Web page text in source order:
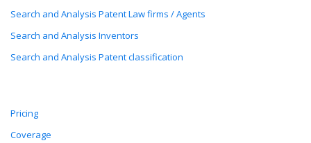
Search and Analysis Patent Law firms / Agents
Search and Analysis Inventors
Search and Analysis Patent classification
Pricing
Coverage